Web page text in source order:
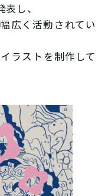
し、
広く活動されてい
ラストを制作して